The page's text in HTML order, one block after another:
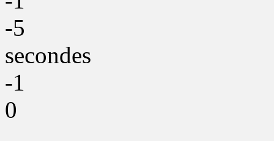
-5
secondes
-1
0